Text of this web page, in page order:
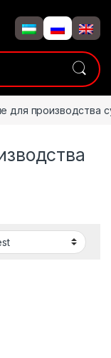
для производства